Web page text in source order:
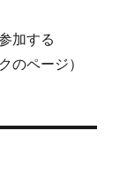
加する
のページ）